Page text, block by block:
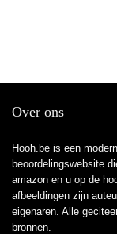
Over ons
Hooh.be is een
beoordelingswebsite
amazon en u op de
afbeeldingen zijn
eigenaren. Alle
bronnen.